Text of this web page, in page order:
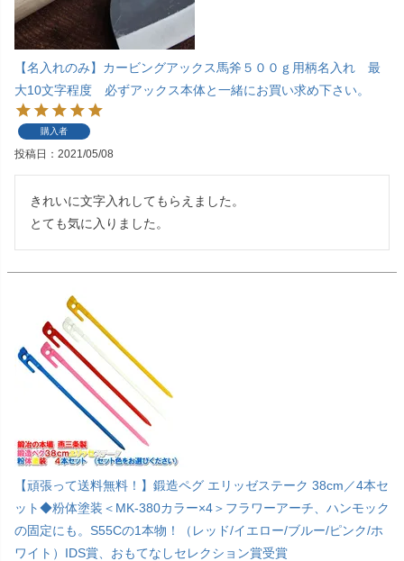
【名入れのみ】カービングアックス馬斧５００ｇ用柄名入れ 最
大10文字程度 必ずアックス本体と一緒にお買い求め下さい。
購入者
投稿日 2021/05/08
きれいに文字入れしてもらえました。
とても気に入りました。
【頑張って送料無料！】鍛造ペグ エリッゼステーク 38cm／4本セ
ット◆粉体塗装＜MK-380カラー×4＞フラワーアーチ、ハンモック
の固定にも。S55Cの1本物！（レッド/イエロー/ブルー/ピンク/ホ
ワイト）IDS賞、おもてなしセレクション賞受賞